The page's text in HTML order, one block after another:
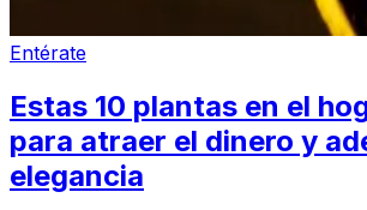
Entérate
Estas 10 plantas en el
para atraer el dinero y
elegancia